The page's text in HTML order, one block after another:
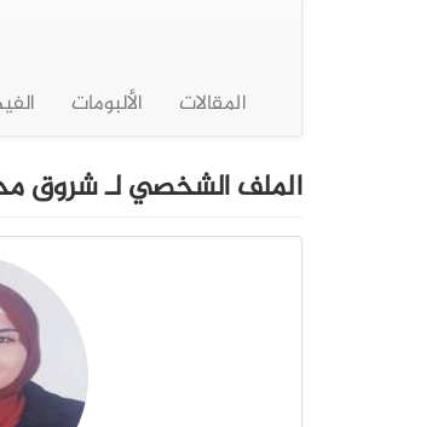
المقالات الألبومات
الملف الشخصي لـ شروق